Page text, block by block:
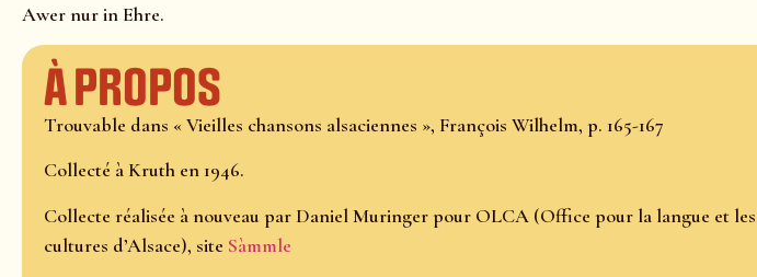
Awer nur in Ehre.
À propos
Trouvable dans « Vieilles chansons alsaciennes », François Wilhelm, p. 165-167
Collecté à Kruth en 1946.
Collecte réalisée à nouveau par Daniel Muringer pour OLCA (Office pour la langue et les
cultures d’Alsace), site Sàmmle